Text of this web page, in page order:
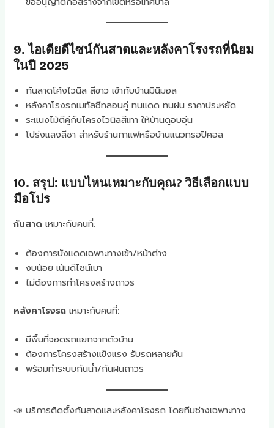
9. ไอเดียดีไซน์กันสาดและหลังคาโรงรถที่นิยม
ในปี 2025
กันสาดโค้งไวนิล สีขาว เข้ากับบ้านมินิมอล
หลังคาโรงรถเมทัลชีทลอนคู่ ทนแดด ทนฝน ราคาประหยัด
ระแนงไม้ตีคู่กับโครงไวนิลสีเทา ให้บ้านดูอบอุ่น
โปร่งแสงสีชา สำหรับร้านกาแฟหรือบ้านแนวทรอปิคอล
10. สรุป: แบบไหนเหมาะกับคุณ? วิธีเลือกแบบ
มือโปร
กันสาด เหมาะกับคนที่:
ต้องการบังแดดเฉพาะทางเข้า/หน้าต่าง
งบน้อย เน้นดีไซน์เบา
ไม่ต้องการทำโครงสร้างถาวร
หลังคาโรงรถ เหมาะกับคนที่:
มีพื้นที่จอดรถแยกจากตัวบ้าน
ต้องการโครงสร้างแข็งแรง รับรถหลายคัน
พร้อมทำระบบกันน้ำ/กันฝนถาวร
📣 บริการติดตั้งกันสาดและหลังคาโรงรถ โดยทีมช่างเฉพาะทาง